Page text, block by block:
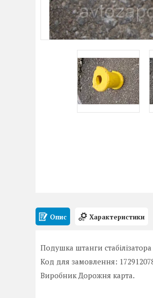
Опис Характеристики
Подушка штанги
Код для замовлення:
Виробник Дорожня карта.